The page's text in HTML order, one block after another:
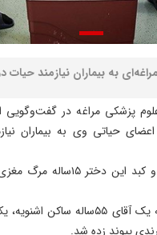
پزشکی مراغه در گفت‌وگویی
حیاتی وی به بیماران